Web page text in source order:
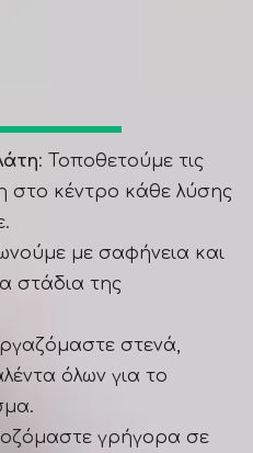
: Τοποθετούμε τις
στο κέντρο κάθε λύσης
με σαφήνεια και
στάδια της
στενά,
όλων για το
γρήγορα σε